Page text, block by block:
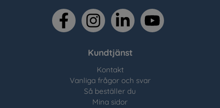
facebookinstagramlinkedin youtube
Kundtjänst
Kontakt
Vanliga frågor och svar
Så beställer du
Mina sidor